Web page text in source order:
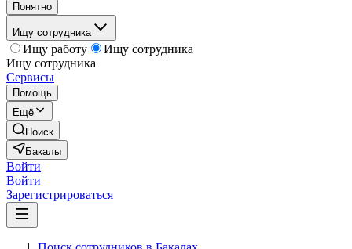
Понятно
Ищу сотрудника
Ищу работу
Ищу сотрудника
Ищу сотрудника
Сервисы
Помощь
Ещё
Поиск
Бакалы
Войти
Войти
Зарегистрироваться